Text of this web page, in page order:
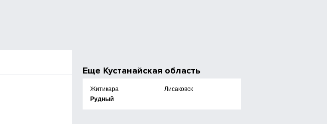
Еще Кустанайская область
Житикара
Лисаковск
Рудный